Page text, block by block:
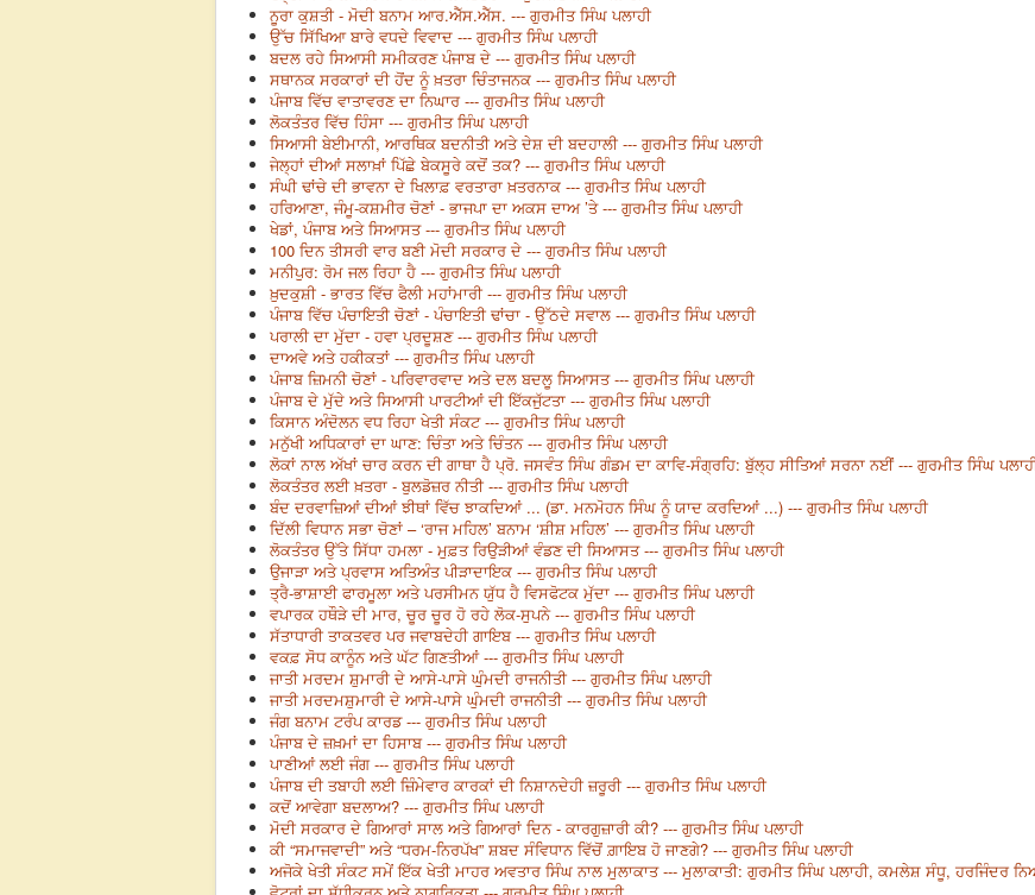
ਨੂਰਾ ਕੁਸ਼ਤੀ - ਮੋਦੀ ਬਨਾਮ ਆਰ.ਐੱਸ.ਐੱਸ. --- ਗੁਰਮੀਤ ਸਿੰਘ ਪਲਾਹੀ
ਉੱਚ ਸਿੱਖਿਆ ਬਾਰੇ ਵਧਦੇ ਵਿਵਾਦ --- ਗੁਰਮੀਤ ਸਿੰਘ ਪਲਾਹੀ
ਬਦਲ ਰਹੇ ਸਿਆਸੀ ਸਮੀਕਰਣ ਪੰਜਾਬ ਦੇ --- ਗੁਰਮੀਤ ਸਿੰਘ ਪਲਾਹੀ
ਸਥਾਨਕ ਸਰਕਾਰਾਂ ਦੀ ਹੋਂਦ ਨੂੰ ਖ਼ਤਰਾ ਚਿੰਤਾਜਨਕ --- ਗੁਰਮੀਤ ਸਿੰਘ ਪਲਾਹੀ
ਪੰਜਾਬ ਵਿੱਚ ਵਾਤਾਵਰਣ ਦਾ ਨਿਘਾਰ --- ਗੁਰਮੀਤ ਸਿੰਘ ਪਲਾਹੀ
ਲੋਕਤੰਤਰ ਵਿੱਚ ਹਿੰਸਾ --- ਗੁਰਮੀਤ ਸਿੰਘ ਪਲਾਹੀ
ਸਿਆਸੀ ਬੇਈਮਾਨੀ, ਆਰਥਿਕ ਬਦਨੀਤੀ ਅਤੇ ਦੇਸ਼ ਦੀ ਬਦਹਾਲੀ --- ਗੁਰਮੀਤ ਸਿੰਘ ਪਲਾਹੀ
ਜੇਲ੍ਹਾਂ ਦੀਆਂ ਸਲਾਖ਼ਾਂ ਪਿੱਛੇ ਬੇਕਸੂਰੇ ਕਦੋਂ ਤਕ? --- ਗੁਰਮੀਤ ਸਿੰਘ ਪਲਾਹੀ
ਸੰਘੀ ਢਾਂਚੇ ਦੀ ਭਾਵਨਾ ਦੇ ਖਿਲਾਫ਼ ਵਰਤਾਰਾ ਖ਼ਤਰਨਾਕ --- ਗੁਰਮੀਤ ਸਿੰਘ ਪਲਾਹੀ
ਹਰਿਆਣਾ, ਜੰਮੂ-ਕਸ਼ਮੀਰ ਚੋਣਾਂ - ਭਾਜਪਾ ਦਾ ਅਕਸ ਦਾਅ ’ਤੇ --- ਗੁਰਮੀਤ ਸਿੰਘ ਪਲਾਹੀ
ਖੇਡਾਂ, ਪੰਜਾਬ ਅਤੇ ਸਿਆਸਤ --- ਗੁਰਮੀਤ ਸਿੰਘ ਪਲਾਹੀ
100 ਦਿਨ ਤੀਸਰੀ ਵਾਰ ਬਣੀ ਮੋਦੀ ਸਰਕਾਰ ਦੇ --- ਗੁਰਮੀਤ ਸਿੰਘ ਪਲਾਹੀ
ਮਨੀਪੁਰ: ਰੋਮ ਜਲ ਰਿਹਾ ਹੈ --- ਗੁਰਮੀਤ ਸਿੰਘ ਪਲਾਹੀ
ਖ਼ੁਦਕੁਸ਼ੀ - ਭਾਰਤ ਵਿੱਚ ਫੈਲੀ ਮਹਾਂਮਾਰੀ --- ਗੁਰਮੀਤ ਸਿੰਘ ਪਲਾਹੀ
ਪੰਜਾਬ ਵਿੱਚ ਪੰਚਾਇਤੀ ਚੋਣਾਂ - ਪੰਚਾਇਤੀ ਢਾਂਚਾ - ਉੱਠਦੇ ਸਵਾਲ --- ਗੁਰਮੀਤ ਸਿੰਘ ਪਲਾਹੀ
ਪਰਾਲੀ ਦਾ ਮੁੱਦਾ - ਹਵਾ ਪ੍ਰਦੂਸ਼ਣ --- ਗੁਰਮੀਤ ਸਿੰਘ ਪਲਾਹੀ
ਦਾਅਵੇ ਅਤੇ ਹਕੀਕਤਾਂ --- ਗੁਰਮੀਤ ਸਿੰਘ ਪਲਾਹੀ
ਪੰਜਾਬ ਜ਼ਿਮਨੀ ਚੋਣਾਂ - ਪਰਿਵਾਰਵਾਦ ਅਤੇ ਦਲ ਬਦਲੂ ਸਿਆਸਤ --- ਗੁਰਮੀਤ ਸਿੰਘ ਪਲਾਹੀ
ਪੰਜਾਬ ਦੇ ਮੁੱਦੇ ਅਤੇ ਸਿਆਸੀ ਪਾਰਟੀਆਂ ਦੀ ਇੱਕਜੁੱਟਤਾ --- ਗੁਰਮੀਤ ਸਿੰਘ ਪਲਾਹੀ
ਕਿਸਾਨ ਅੰਦੋਲਨ ਵਧ ਰਿਹਾ ਖੇਤੀ ਸੰਕਟ --- ਗੁਰਮੀਤ ਸਿੰਘ ਪਲਾਹੀ
ਮਨੁੱਖੀ ਅਧਿਕਾਰਾਂ ਦਾ ਘਾਣ: ਚਿੰਤਾ ਅਤੇ ਚਿੰਤਨ --- ਗੁਰਮੀਤ ਸਿੰਘ ਪਲਾਹੀ
ਲੋਕਾਂ ਨਾਲ ਅੱਖਾਂ ਚਾਰ ਕਰਨ ਦੀ ਗਾਥਾ ਹੈ ਪ੍ਰੋ. ਜਸਵੰਤ ਸਿੰਘ ਗੰਡਮ ਦਾ ਕਾਵਿ-ਸੰਗ੍ਰਹਿ: ਬੁੱਲ੍ਹ ਸੀਤਿਆਂ ਸਰਨਾ ਨਈਂ --- ਗੁਰਮੀਤ ਸਿੰਘ
ਲੋਕਤੰਤਰ ਲਈ ਖ਼ਤਰਾ - ਬੁਲਡੋਜ਼ਰ ਨੀਤੀ --- ਗੁਰਮੀਤ ਸਿੰਘ ਪਲਾਹੀ
ਬੰਦ ਦਰਵਾਜ਼ਿਆਂ ਦੀਆਂ ਝੀਥਾਂ ਵਿੱਚ ਝਾਕਦਿਆਂ ... (ਡਾ. ਮਨਮੋਹਨ ਸਿੰਘ ਨੂੰ ਯਾਦ ਕਰਦਿਆਂ ...) --- ਗੁਰਮੀਤ ਸਿੰਘ ਪਲਾਹੀ
ਦਿੱਲੀ ਵਿਧਾਨ ਸਭਾ ਚੋਣਾਂ – ‘ਰਾਜ ਮਹਿਲ’ ਬਨਾਮ ‘ਸ਼ੀਸ਼ ਮਹਿਲ’ --- ਗੁਰਮੀਤ ਸਿੰਘ ਪਲਾਹੀ
ਲੋਕਤੰਤਰ ਉੱਤੇ ਸਿੱਧਾ ਹਮਲਾ - ਮੁਫ਼ਤ ਰਿਉੜੀਆਂ ਵੰਡਣ ਦੀ ਸਿਆਸਤ --- ਗੁਰਮੀਤ ਸਿੰਘ ਪਲਾਹੀ
ਉਜਾੜਾ ਅਤੇ ਪ੍ਰਵਾਸ ਅਤਿਅੰਤ ਪੀੜਾਦਾਇਕ --- ਗੁਰਮੀਤ ਸਿੰਘ ਪਲਾਹੀ
ਤ੍ਰੈ-ਭਾਸ਼ਾਈ ਫਾਰਮੂਲਾ ਅਤੇ ਪਰਸੀਮਨ ਯੁੱਧ ਹੈ ਵਿਸਫੋਟਕ ਮੁੱਦਾ --- ਗੁਰਮੀਤ ਸਿੰਘ ਪਲਾਹੀ
ਵਪਾਰਕ ਹਥੌੜੇ ਦੀ ਮਾਰ, ਚੂਰ ਚੂਰ ਹੋ ਰਹੇ ਲੋਕ-ਸੁਪਨੇ --- ਗੁਰਮੀਤ ਸਿੰਘ ਪਲਾਹੀ
ਸੱਤਾਧਾਰੀ ਤਾਕਤਵਰ ਪਰ ਜਵਾਬਦੇਹੀ ਗਾਇਬ --- ਗੁਰਮੀਤ ਸਿੰਘ ਪਲਾਹੀ
ਵਕਫ਼ ਸੋਧ ਕਾਨੂੰਨ ਅਤੇ ਘੱਟ ਗਿਣਤੀਆਂ --- ਗੁਰਮੀਤ ਸਿੰਘ ਪਲਾਹੀ
ਜਾਤੀ ਮਰਦਮ ਸ਼ੁਮਾਰੀ ਦੇ ਆਸੇ-ਪਾਸੇ ਘੁੰਮਦੀ ਰਾਜਨੀਤੀ --- ਗੁਰਮੀਤ ਸਿੰਘ ਪਲਾਹੀ
ਜਾਤੀ ਮਰਦਮਸ਼ੁਮਾਰੀ ਦੇ ਆਸੇ-ਪਾਸੇ ਘੁੰਮਦੀ ਰਾਜਨੀਤੀ --- ਗੁਰਮੀਤ ਸਿੰਘ ਪਲਾਹੀ
ਜੰਗ ਬਨਾਮ ਟਰੰਪ ਕਾਰਡ --- ਗੁਰਮੀਤ ਸਿੰਘ ਪਲਾਹੀ
ਪੰਜਾਬ ਦੇ ਜ਼ਖ਼ਮਾਂ ਦਾ ਹਿਸਾਬ --- ਗੁਰਮੀਤ ਸਿੰਘ ਪਲਾਹੀ
ਪਾਣੀਆਂ ਲਈ ਜੰਗ --- ਗੁਰਮੀਤ ਸਿੰਘ ਪਲਾਹੀ
ਪੰਜਾਬ ਦੀ ਤਬਾਹੀ ਲਈ ਜ਼ਿੰਮੇਵਾਰ ਕਾਰਕਾਂ ਦੀ ਨਿਸ਼ਾਨਦੇਹੀ ਜ਼ਰੂਰੀ --- ਗੁਰਮੀਤ ਸਿੰਘ ਪਲਾਹੀ
ਕਦੋਂ ਆਵੇਗਾ ਬਦਲਾਅ? --- ਗੁਰਮੀਤ ਸਿੰਘ ਪਲਾਹੀ
ਮੋਦੀ ਸਰਕਾਰ ਦੇ ਗਿਆਰਾਂ ਸਾਲ ਅਤੇ ਗਿਆਰਾਂ ਦਿਨ - ਕਾਰਗੁਜ਼ਾਰੀ ਕੀ? --- ਗੁਰਮੀਤ ਸਿੰਘ ਪਲਾਹੀ
ਕੀ “ਸਮਾਜਵਾਦੀ” ਅਤੇ “ਧਰਮ-ਨਿਰਪੱਖ” ਸ਼ਬਦ ਸੰਵਿਧਾਨ ਵਿੱਚੋਂ ਗ਼ਾਇਬ ਹੋ ਜਾਣਗੇ? --- ਗੁਰਮੀਤ ਸਿੰਘ ਪਲਾਹੀ
ਅਜੋਕੇ ਖੇਤੀ ਸੰਕਟ ਸਮੇਂ ਇੱਕ ਖੇਤੀ ਮਾਹਰ ਅਵਤਾਰ ਸਿੰਘ ਨਾਲ ਮੁਲਾਕਾਤ --- ਮੁਲਾਕਾਤੀ: ਗੁਰਮੀਤ ਸਿੰਘ ਪਲਾਹੀ, ਕਮਲੇਸ਼ ਸੰਧੂ, ਹਰਜਿੰਦਰ